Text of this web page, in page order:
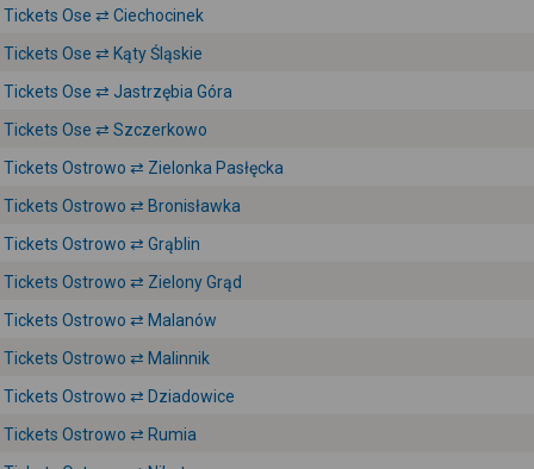
Tickets Ose ⇄ Ciechocinek
Tickets Ose ⇄ Kąty Śląskie
Tickets Ose ⇄ Jastrzębia Góra
Tickets Ose ⇄ Szczerkowo
Tickets Ostrowo ⇄ Zielonka Pasłęcka
Tickets Ostrowo ⇄ Bronisławka
Tickets Ostrowo ⇄ Grąblin
Tickets Ostrowo ⇄ Zielony Grąd
Tickets Ostrowo ⇄ Malanów
Tickets Ostrowo ⇄ Malinnik
Tickets Ostrowo ⇄ Dziadowice
Tickets Ostrowo ⇄ Rumia